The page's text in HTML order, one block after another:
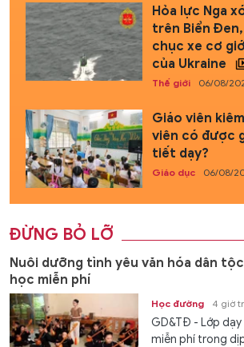
Hỏa lực Nga
trên Biển
chục xe cơ
của Ukraine
Thế giới 06/08/
Giáo viên
viên có được
tiết dạy?
Giáo dục 06/08/
ĐỪNG BỎ LỠ
Nuôi dưỡng tình yêu văn hóa dân
học miễn phí
Học đường 4 giờ
GD&TĐ - Lớp dạy
miễn phí trong